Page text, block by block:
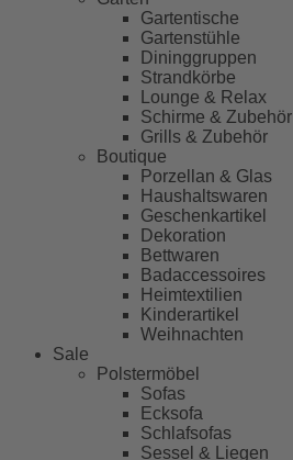
Gartentische
Gartenstühle
Dininggruppen
Strandkörbe
Lounge & Relax
Schirme & Zubehör
Grills & Zubehör
Boutique
Porzellan & Glas
Haushaltswaren
Geschenkartikel
Dekoration
Bettwaren
Badaccessoires
Heimtextilien
Kinderartikel
Weihnachten
Sale
Polstermöbel
Sofas
Ecksofa
Schlafsofas
Sessel & Liegen